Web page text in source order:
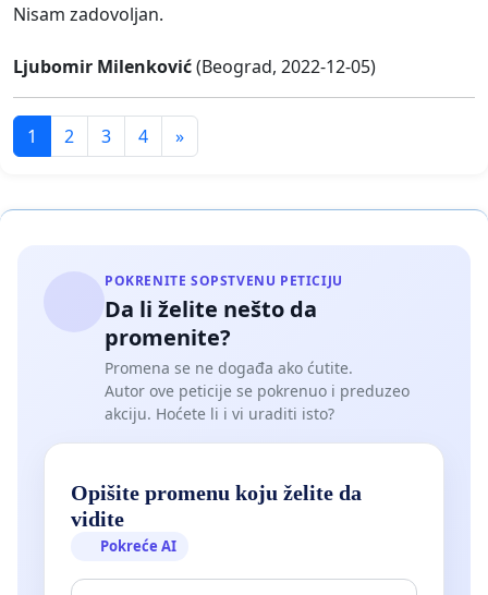
Nisam zadovoljan.
Ljubomir Milenković(Beograd, 2022-12-05)
1 2 3 4 »
POKRENITE SOPSTVENU PETICIJU
Da li želite nešto da
promenite?
Promena se ne događa ako ćutite.
Autor ove peticije se pokrenuo i preduzeo
akciju. Hoćete li i vi uraditi isto?
Opišite promenu koju želite da
vidite
Pokreće AI